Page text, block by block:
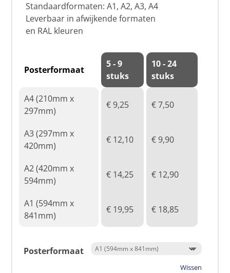
Standaardformaten: A1, A2, A3, A4
Leverbaar in afwijkende formaten
en RAL kleuren
Posterformaat
5 - 9
stuks
10 - 24
stuks
A4 (210mm x
297mm)
€ 9,25 € 7,50
A3 (297mm x
420mm)
€ 12,10 € 9,90
A2 (420mm x
594mm)
€ 14,25 € 12,90
A1 (594mm x
841mm)
€ 19,95 € 18,85
Posterformaat
Wissen